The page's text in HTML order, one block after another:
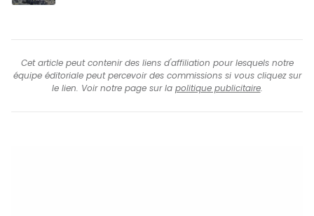
Cet article peut contenir des liens d'affiliation pour lesquels notre
équipe éditoriale peut percevoir des commissions si vous cliquez sur
le lien. Voir notre page sur la politique publicitaire.